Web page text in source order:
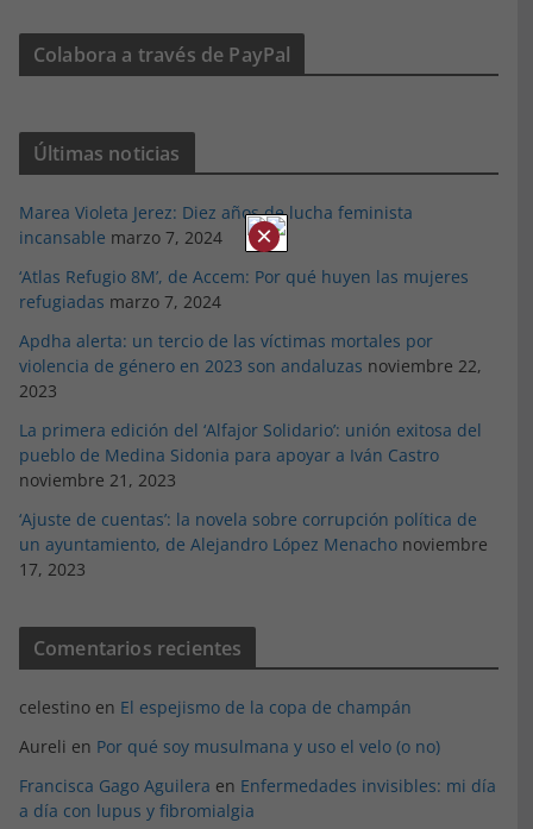
Colabora a través de PayPal
Últimas noticias
Marea Violeta Jerez: Diez años de lucha feminista
incansable marzo 7, 2024
‘Atlas Refugio 8M’, de Accem: Por qué huyen las mujeres
refugiadas marzo 7, 2024
Apdha alerta: un tercio de las víctimas mortales por
violencia de género en 2023 son andaluzas noviembre 22,
2023
La primera edición del ‘Alfajor Solidario’: unión exitosa del
pueblo de Medina Sidonia para apoyar a Iván Castro
noviembre 21, 2023
‘Ajuste de cuentas’: la novela sobre corrupción política de
un ayuntamiento, de Alejandro López Menacho noviembre
17, 2023
Comentarios recientes
celestino en El espejismo de la copa de champán
Aureli en Por qué soy musulmana y uso el velo (o no)
Francisca Gago Aguilera en Enfermedades invisibles: mi día
a día con lupus y fibromialgia
×